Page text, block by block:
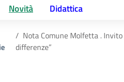
Novità Didattica
Nota Comune Molfetta .
differenze”